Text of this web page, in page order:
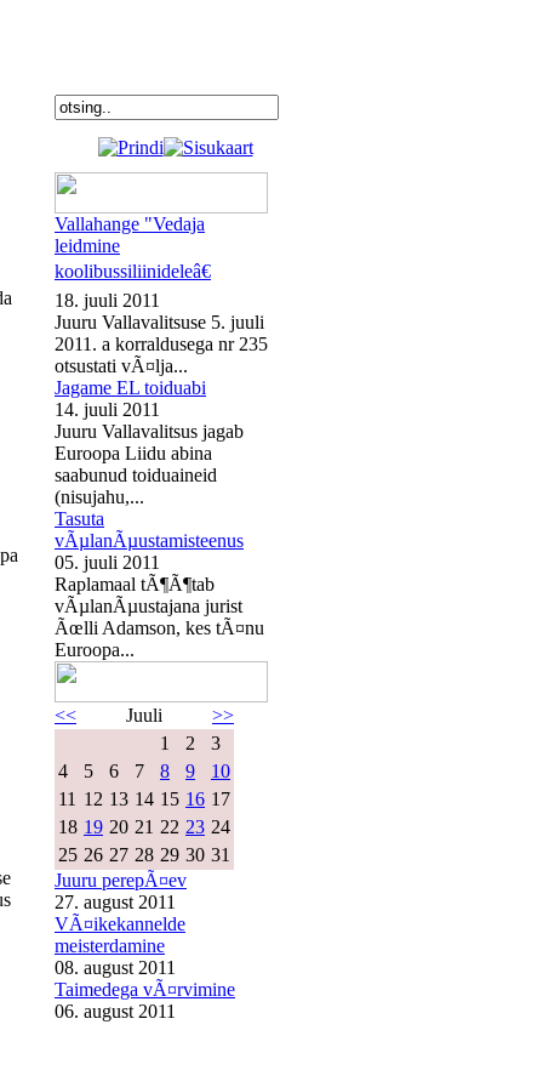
Vallahange "Vedaja
leidmine
koolibussiliinideleâ€
18. juuli 2011
Juuru Vallavalitsuse 5. juuli
2011. a korraldusega nr 235
otsustati vÃ¤lja...
Jagame EL toiduabi
14. juuli 2011
Juuru Vallavalitsus jagab
Euroopa Liidu abina
saabunud toiduaineid
(nisujahu,...
Tasuta
vÃµlanÃµustamisteenus
05. juuli 2011
Raplamaal tÃ¶Ã¶tab
vÃµlanÃµustajana jurist
Ãœlli Adamson, kes tÃ¤nu
Euroopa...
<< Juuli
>>
1
2
3
4
5 6 7 8 9
10
11 12 13 14 15 16 17
18 19 20 21 22 23 24
25 26 27 28 29 30 31
Juuru perepÃ¤ev
27. august 2011
VÃ¤ikekannelde
meisterdamine
08. august 2011
Taimedega vÃ¤rvimine
06. august 2011